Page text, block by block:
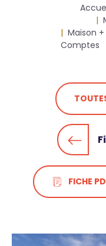
Maison
Comptes
FICHE